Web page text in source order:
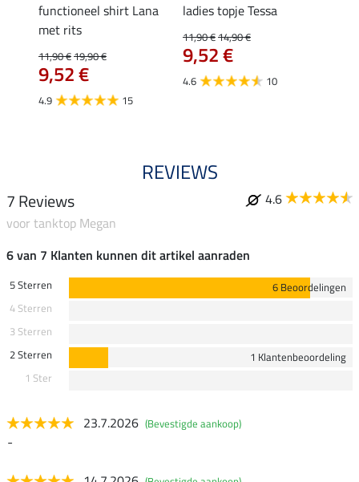
functioneel shirt Lana
met rits
11,90 €19,90 €
9,52 €
4.9 15
ladies topje Tessa
11,90 €14,90 €
9,52 €
4.6 10
REVIEWS
7 Reviews
4.6
voor tanktop Megan
6 van 7 Klanten kunnen dit artikel aanraden
5 Sterren
6 Beoordelingen
4 Sterren
3 Sterren
2 Sterren
1 Klantenbeoordeling
1 Ster
23.7.2026 (Bevestigde aankoop)
-